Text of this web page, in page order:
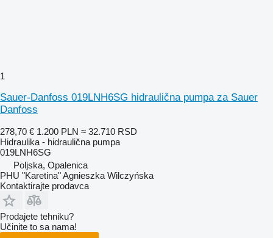
1
Sauer-Danfoss 019LNH6SG hidraulična pumpa za Sauer
Danfoss
278,70 € 1.200 PLN ≈ 32.710 RSD
Hidraulika - hidraulična pumpa
019LNH6SG
Poljska, Opalenica
PHU "Karetina" Agnieszka Wilczyńska
Kontaktirajte prodavca
Prodajete tehniku?
Učinite to sa nama!